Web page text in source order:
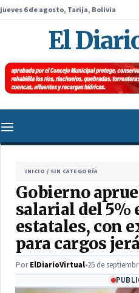
jueves 6 de agosto, Tarija, Bolivia
El
INICIO / SIN CATEGORÍA
Gobierno
salarial del 5%
estatales, con
para cargos
PorElDiarioVirtual•25 de